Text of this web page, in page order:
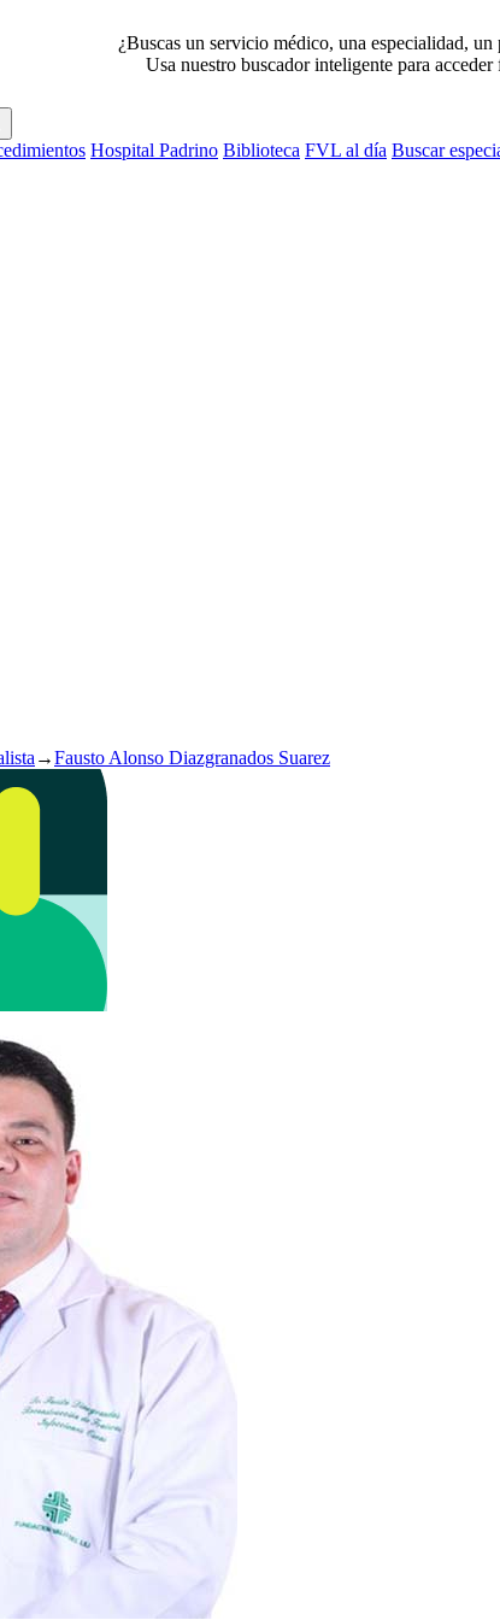
¿Buscas un servicio médico, una especialidad,
Usa nuestro buscador inteligente para
Hospital Padrino Biblioteca FVL al día Buscar
→Fausto Alonso Diazgranados Suarez